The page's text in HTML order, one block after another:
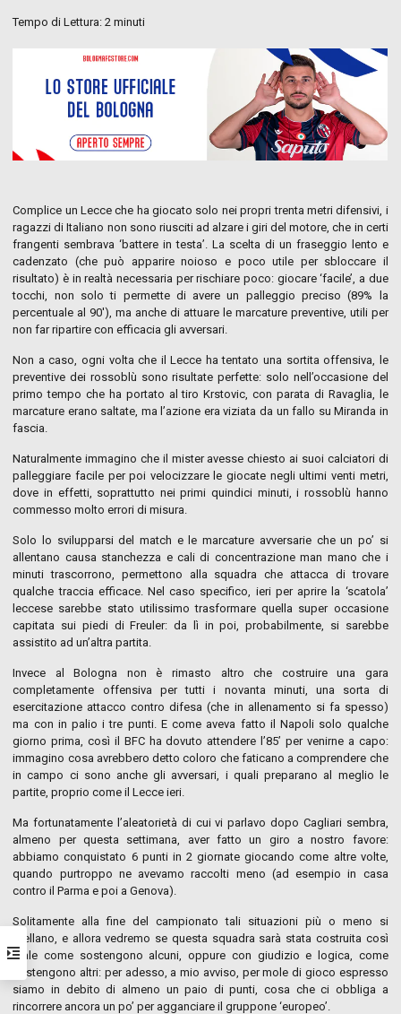
Tempo di Lettura:2 minuti
Complice un Lecce che ha giocato solo nei propri trenta metri difensivi, i
ragazzi di Italiano non sono riusciti ad alzare i giri del motore, che in certi
frangenti sembrava ‘battere in testa’. La scelta di un fraseggio lento e
cadenzato (che può apparire noioso e poco utile per sbloccare il
risultato) è in realtà necessaria per rischiare poco: giocare ‘facile’, a due
tocchi, non solo ti permette di avere un palleggio preciso (89% la
percentuale al 90′), ma anche di attuare le marcature preventive, utili per
non far ripartire con efficacia gli avversari.
Non a caso, ogni volta che il Lecce ha tentato una sortita offensiva, le
preventive dei rossoblù sono risultate perfette: solo nell’occasione del
primo tempo che ha portato al tiro Krstovic, con parata di Ravaglia, le
marcature erano saltate, ma l’azione era viziata da un fallo su Miranda in
fascia.
Naturalmente immagino che il mister avesse chiesto ai suoi calciatori di
palleggiare facile per poi velocizzare le giocate negli ultimi venti metri,
dove in effetti, soprattutto nei primi quindici minuti, i rossoblù hanno
commesso molto errori di misura.
Solo lo svilupparsi del match e le marcature avversarie che un po’ si
allentano causa stanchezza e cali di concentrazione man mano che i
minuti trascorrono, permettono alla squadra che attacca di trovare
qualche traccia efficace. Nel caso specifico, ieri per aprire la ‘scatola’
leccese sarebbe stato utilissimo trasformare quella super occasione
capitata sui piedi di Freuler: da lì in poi, probabilmente, si sarebbe
assistito ad un’altra partita.
Invece al Bologna non è rimasto altro che costruire una gara
completamente offensiva per tutti i novanta minuti, una sorta di
esercitazione attacco contro difesa (che in allenamento si fa spesso)
ma con in palio i tre punti. E come aveva fatto il Napoli solo qualche
giorno prima, così il BFC ha dovuto attendere l’85’ per venirne a capo:
immagino cosa avrebbero detto coloro che faticano a comprendere che
in campo ci sono anche gli avversari, i quali preparano al meglio le
partite, proprio come il Lecce ieri.
Ma fortunatamente l’aleatorietà di cui vi parlavo dopo Cagliari sembra,
almeno per questa settimana, aver fatto un giro a nostro favore:
abbiamo conquistato 6 punti in 2 giornate giocando come altre volte,
quando purtroppo ne avevamo raccolti meno (ad esempio in casa
contro il Parma e poi a Genova).
Solitamente alla fine del campionato tali situazioni più o meno si
livellano, e allora vedremo se questa squadra sarà stata costruita così
male come sostengono alcuni, oppure con giudizio e logica, come
sostengono altri: per adesso, a mio avviso, per mole di gioco espresso
siamo in debito di almeno un paio di punti, cosa che ci obbliga a
rincorrere ancora un po’ per agganciare il gruppone ‘europeo’.